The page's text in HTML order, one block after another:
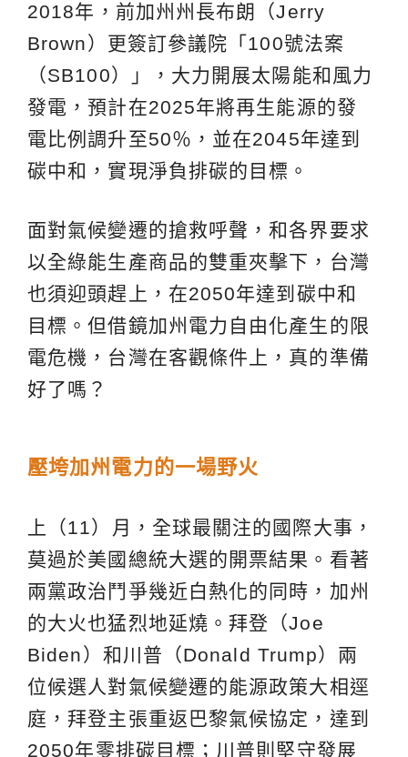
2018年，前加州州長布朗（Jerry
Brown）更簽訂參議院「100號法案
（SB100）」，大力開展太陽能和風力
發電，預計在2025年將再生能源的發
電比例調升至50％，並在2045年達到
碳中和，實現淨負排碳的目標。
面對氣候變遷的搶救呼聲，和各界要求
以全綠能生產商品的雙重夾擊下，台灣
也須迎頭趕上，在2050年達到碳中和
目標。但借鏡加州電力自由化產生的限
電危機，台灣在客觀條件上，真的準備
好了嗎？
壓垮加州電力的一場野火
上（11）月，全球最關注的國際大事，
莫過於美國總統大選的開票結果。看著
兩黨政治鬥爭幾近白熱化的同時，加州
的大火也猛烈地延燒。拜登（Joe
Biden）和川普（Donald Trump）兩
位候選人對氣候變遷的能源政策大相逕
庭，拜登主張重返巴黎氣候協定，達到
2050年零排碳目標；川普則堅守發展